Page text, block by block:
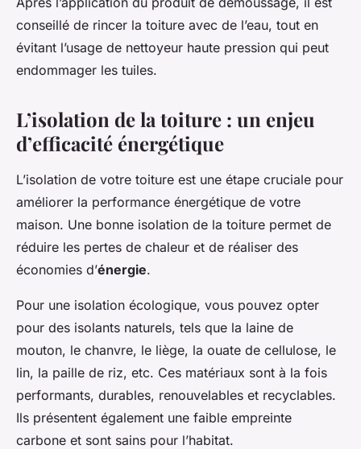
conseillé de rincer la toiture avec de l’eau, tout en
évitant l’usage de nettoyeur haute pression qui peut
endommager les tuiles.
L’isolation de la toiture : un enjeu
d’efficacité énergétique
L’isolation de votre toiture est une étape cruciale pour
améliorer la performance énergétique de votre
maison. Une bonne isolation de la toiture permet de
réduire les pertes de chaleur et de réaliser des
économies d’énergie.
Pour une isolation écologique, vous pouvez opter
pour des isolants naturels, tels que la laine de
mouton, le chanvre, le liège, la ouate de cellulose, le
lin, la paille de riz, etc. Ces matériaux sont à la fois
performants, durables, renouvelables et recyclables.
Ils présentent également une faible empreinte
carbone et sont sains pour l’habitat.